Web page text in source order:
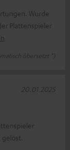
Wurde
Plattenspieler
übersetzt *)
20.01.2025